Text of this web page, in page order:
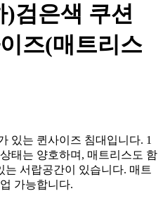
검은색 쿠션
즈(매트리스
있는 퀸사이즈 침대입니다. 1
태는 양호하며, 매트리스도 함
서랍공간이 있습니다. 매트
가능합니다.